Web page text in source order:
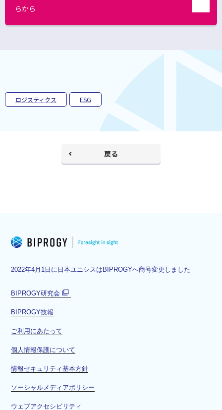
らから
ウ
く
ロジスティクス ESG
戻る
2022年4月1日に日本ユニシスはBIPROGYへ商号変更しました
BIPROGY研究会
ド
で
く
BIPROGY技報
ご利用にあたって
個人情報保護について
情報セキュリティ基本方針
ソーシャルメディアポリシー
ウェブアクセシビリティ